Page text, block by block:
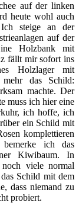
auf der linken
heute wohl auch
Ich steige an der
auf der
Holzbank mit
fällt mir sofort ins
Holzlager mit
das Schild:
machte. Der
muss ich hier eine
ich hoffe, ich
ein Schild mit
komplettieren
bemerke ich das
Kiwibaum. In
viele normal
Schild mit dem
dass niemand zu
probiert.